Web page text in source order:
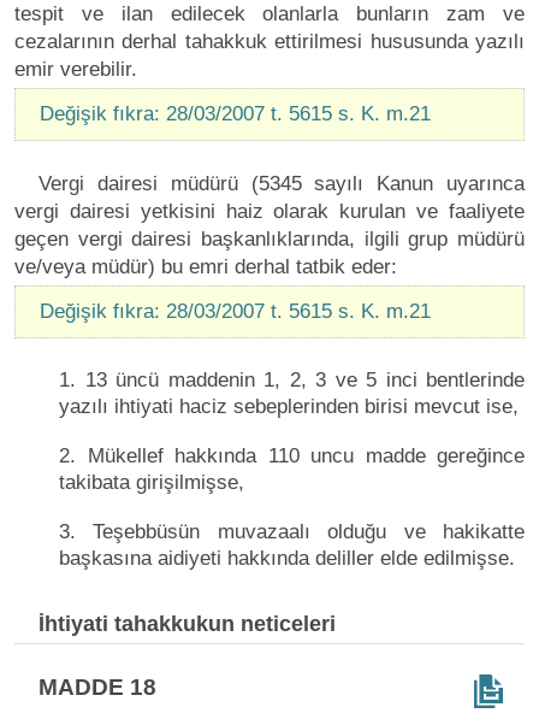
tespit ve ilan edilecek olanlarla bunların zam ve
cezalarının derhal tahakkuk ettirilmesi hususunda yazılı
emir verebilir.
Değişik fıkra: 28/03/2007 t. 5615 s. K. m.21
Vergi dairesi müdürü (5345 sayılı Kanun uyarınca
vergi dairesi yetkisini haiz olarak kurulan ve faaliyete
geçen vergi dairesi başkanlıklarında, ilgili grup müdürü
ve/veya müdür) bu emri derhal tatbik eder:
Değişik fıkra: 28/03/2007 t. 5615 s. K. m.21
1. 13 üncü maddenin 1, 2, 3 ve 5 inci bentlerinde
yazılı ihtiyati haciz sebeplerinden birisi mevcut ise,
2. Mükellef hakkında 110 uncu madde gereğince
takibata girişilmişse,
3. Teşebbüsün muvazaalı olduğu ve hakikatte
başkasına aidiyeti hakkında deliller elde edilmişse.
İhtiyati tahakkukun neticeleri
MADDE 18